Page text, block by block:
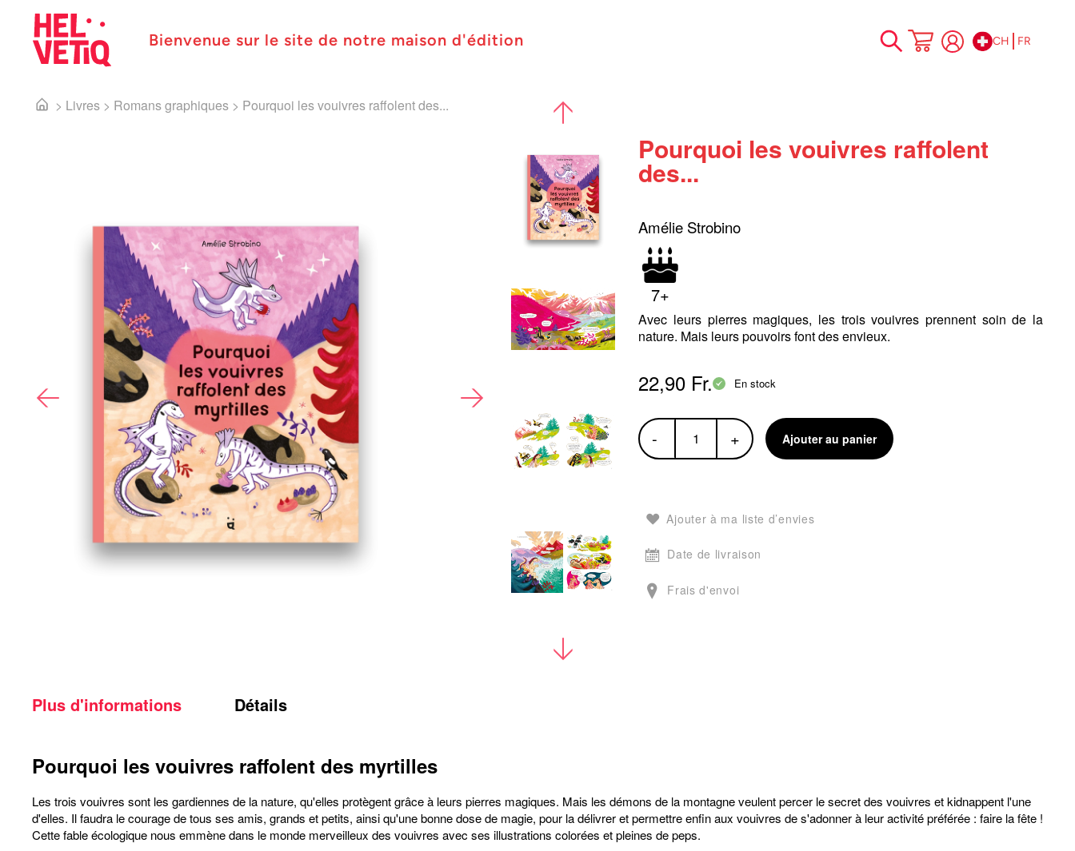
Bienvenue sur le site de notre maison d'édition
Allez
CH FR
> Livres > Romans graphiques > Pourquoi les vouivres raffolent des...
Pourquoi les vouivres raffolent
des...
Amélie Strobino
7+
Avec leurs pierres magiques, les trois vouivres prennent soin de la
nature. Mais leurs pouvoirs font des envieux.
22,90 Fr. En stock
- + Ajouter au panier
Ajouter à ma liste d’envies
Date de livraison
Frais d'envoi
Plus d'informations
Pourquoi les vouivres raffolent des myrtilles
Les trois vouivres sont les gardiennes de la nature, qu'elles protègent grâce à leurs pierres magiques. Mais les démons de la montagne veulent percer le secret des vouivres et kidnappent l'une
d'elles. Il faudra le courage de tous ses amis, grands et petits, ainsi qu'une bonne dose de magie, pour la délivrer et permettre enfin aux vouivres de s'adonner à leur activité préférée : faire la fête !
Cette fable écologique nous emmène dans le monde merveilleux des vouivres avec ses illustrations colorées et pleines de peps.
Détails